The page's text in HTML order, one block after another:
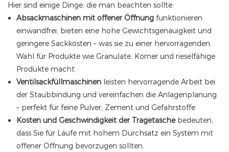
Hier sind einige Dinge, die man beachten sollte:
Absackmaschinen mit offener Öffnung funktionieren
einwandfrei, bieten eine hohe Gewichtsgenauigkeit und
geringere Sackkosten – was sie zu einer hervorragenden
Wahl für Produkte wie Granulate, Körner und rieselfähige
Produkte macht.
Ventilsackfüllmaschinen leisten hervorragende Arbeit bei
der Staubbindung und vereinfachen die Anlagenplanung
– perfekt für feine Pulver, Zement und Gefahrstoffe
Kosten und Geschwindigkeit der Tragetasche bedeuten,
dass Sie für Läufe mit hohem Durchsatz ein System mit
offener Öffnung bevorzugen sollten.